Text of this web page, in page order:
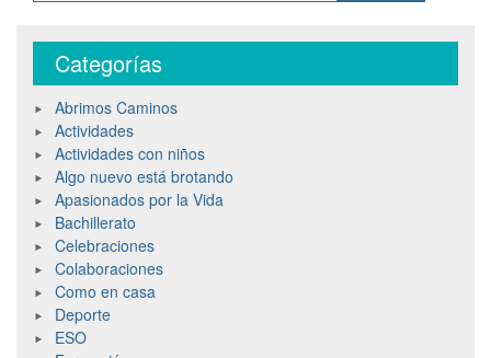
Categorías
Abrimos Caminos
Actividades
Actividades con niños
Algo nuevo está brotando
Apasionados por la Vida
Bachillerato
Celebraciones
Colaboraciones
Como en casa
Deporte
ESO